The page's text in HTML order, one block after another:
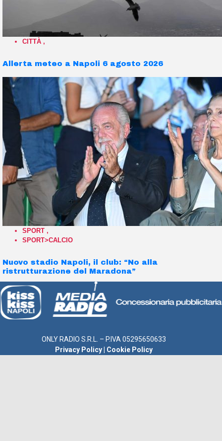
CITTÀ ,
Allerta meteo a Napoli 6 agosto 2026
SPORT ,
SPORT>CALCIO
Nuovo stadio Napoli, il club: “No alla
ristrutturazione del Maradona”
ONLY RADIO S.R.L. – P.IVA 05295650633
Privacy Policy
Cookie Policy